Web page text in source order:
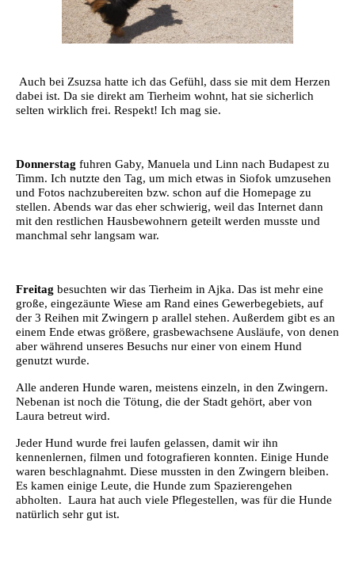
Auch bei Zsuzsa hatte ich das Gefühl, dass sie mit dem Herzen
dabei ist. Da sie direkt am Tierheim wohnt, hat sie sicherlich
selten wirklich frei. Respekt! Ich mag sie.
Donnerstag fuhren Gaby, Manuela und Linn nach Budapest zu
Timm. Ich nutzte den Tag, um mich etwas in Siofok umzusehen
und Fotos nachzubereiten bzw. schon auf die Homepage zu
stellen. Abends war das eher schwierig, weil das Internet dann
mit den restlichen Hausbewohnern geteilt werden musste und
manchmal sehr langsam war.
Freitag besuchten wir das Tierheim in Ajka. Das ist mehr eine
große, eingezäunte Wiese am Rand eines Gewerbegebiets, auf
der 3 Reihen mit Zwingern p arallel stehen. Außerdem gibt es an
einem Ende etwas größere, grasbewachsene Ausläufe, von denen
aber während unseres Besuchs nur einer von einem Hund
genutzt wurde.
Alle anderen Hunde waren, meistens einzeln, in den Zwingern.
Nebenan ist noch die Tötung, die der Stadt gehört, aber von
Laura betreut wird.
Jeder Hund wurde frei laufen gelassen, damit wir ihn
kennenlernen, filmen und fotografieren konnten. Einige Hunde
waren beschlagnahmt. Diese mussten in den Zwingern bleiben.
Es kamen einige Leute, die Hunde zum Spazierengehen
abholten. Laura hat auch viele Pflegestellen, was für die Hunde
natürlich sehr gut ist.